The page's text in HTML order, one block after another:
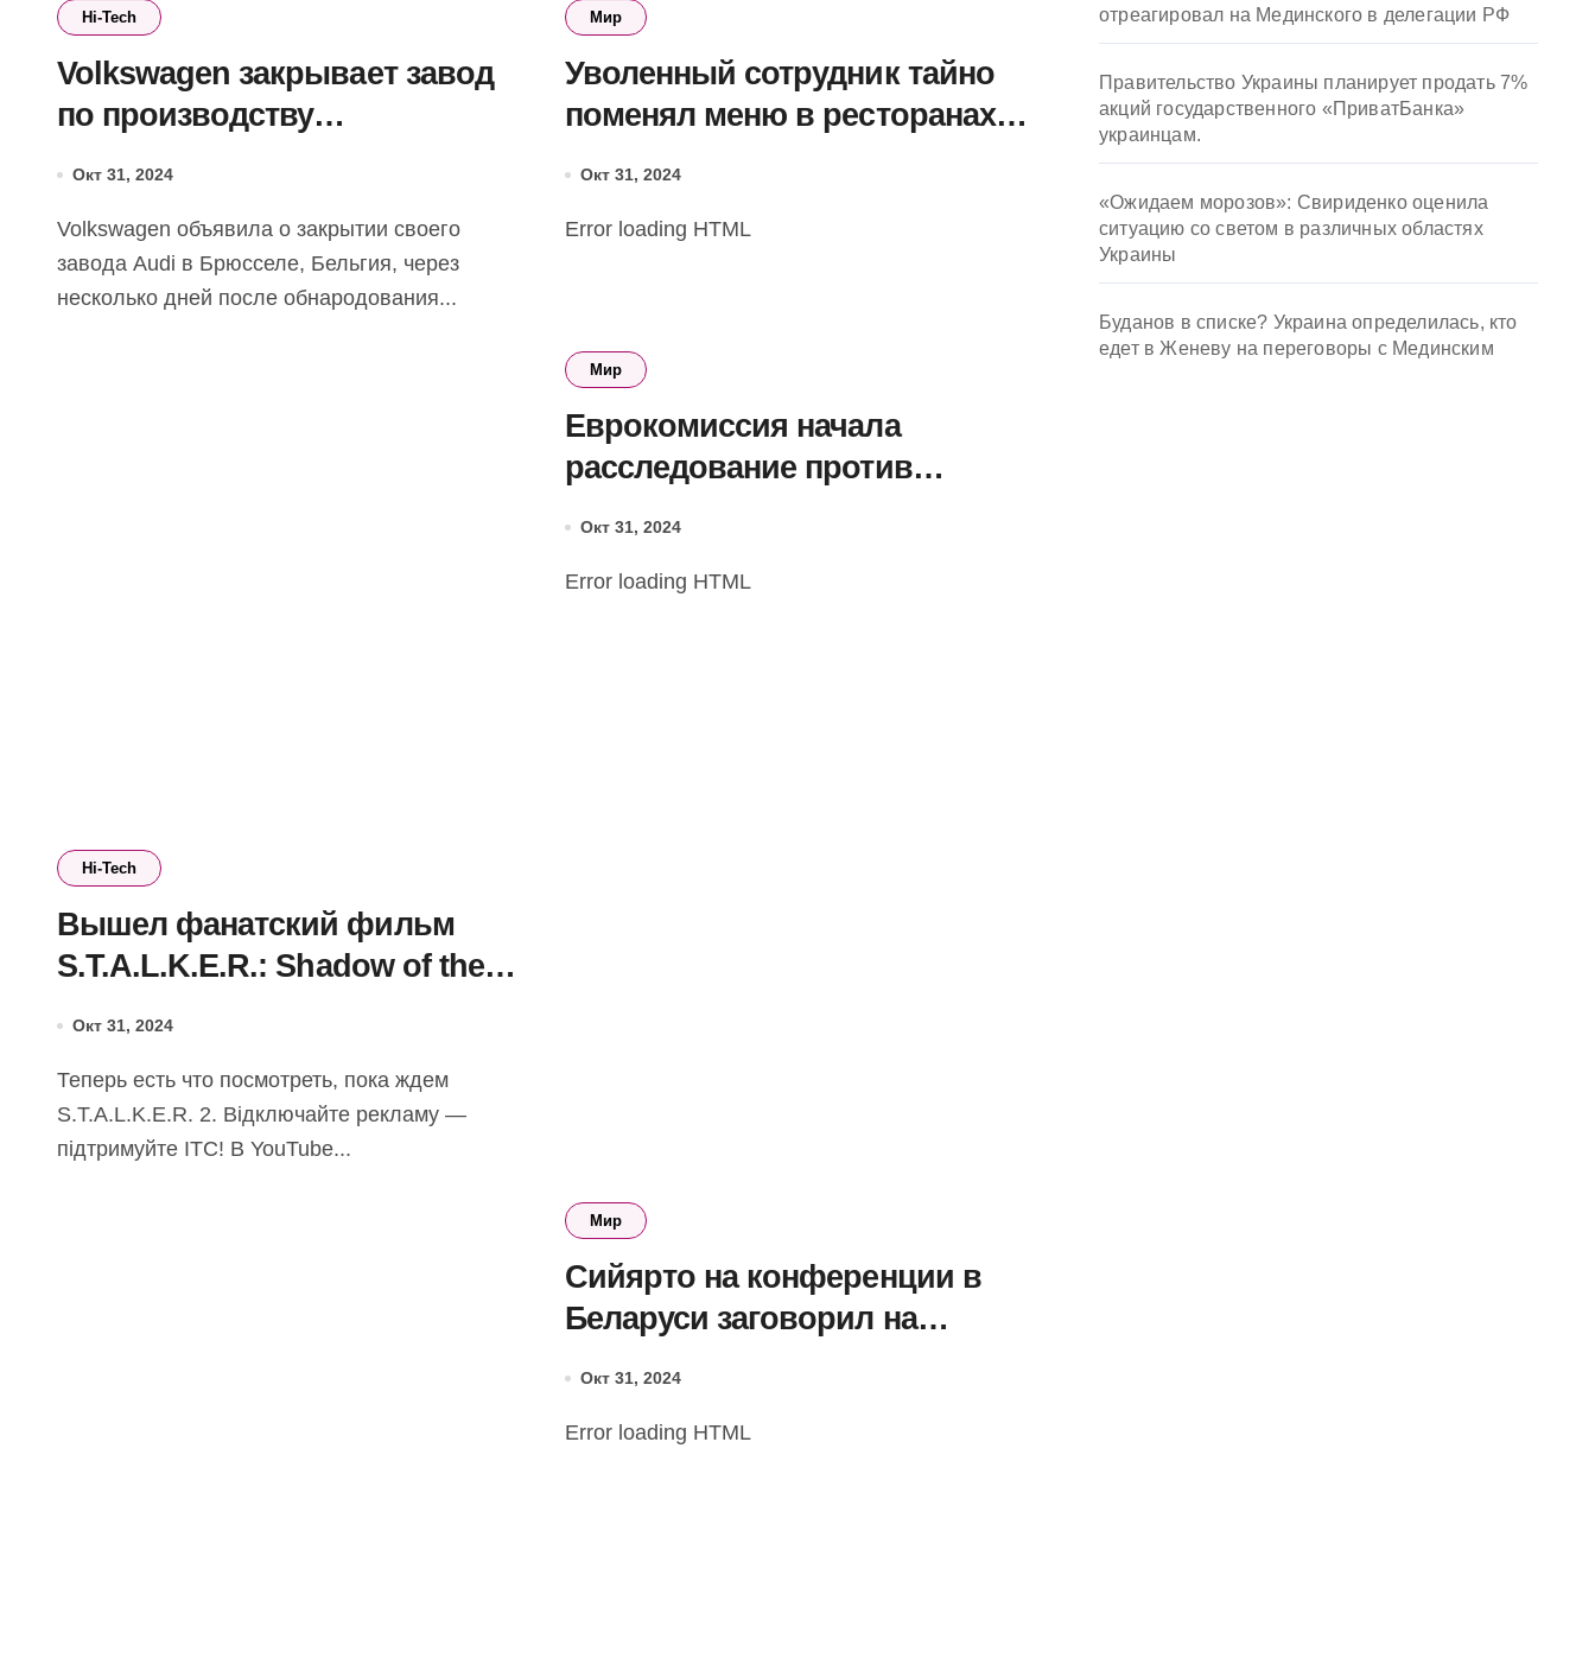
Hi-Tech
Volkswagen закрывает завод
по производству
Окт 31, 2024
Volkswagen объявила о закрытии своего
завода Audi в Брюсселе, Бельгия, через
несколько дней после обнародования...
Мир
Уволенный сотрудник тайно
поменял меню в ресторанах
Окт 31, 2024
Error loading HTML
Hi-Tech
Вышел фанатский фильм
S.T.A.L.K.E.R.: Shadow of the
Окт 31, 2024
Теперь есть что посмотреть, пока ждем
S.T.A.L.K.E.R. 2. Відключайте рекламу —
підтримуйте ITC! В YouTube...
Мир
Еврокомиссия начала
расследование против
Окт 31, 2024
Error loading HTML
Мир
Сийярто на конференции в
Беларуси заговорил на
Окт 31, 2024
Error loading HTML
отреагировал на Мединского в делегации РФ
Правительство Украины планирует продать 7%
акций государственного «ПриватБанка»
украинцам.
«Ожидаем морозов»: Свириденко оценила
ситуацию со светом в различных областях
Украины
Буданов в списке? Украина определилась, кто
едет в Женеву на переговоры с Мединским